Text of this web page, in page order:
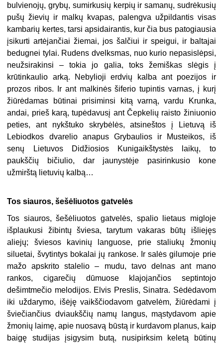
bulvienojų, grybų, sumirkusių kerpių ir samanų, sudrėkusių
pušų žievių ir malkų kvapas, palengva užpildantis visas
kambarių kertes, tarsi apsidairantis, kur čia bus patogiausia
įsikurti artėjančiai žiemai, jos šalčiui ir speigui, ir baltajai
bedugnei tylai. Rudens dvelksmas, nuo kurio nepasislėpsi,
neužsirakinsi – tokia jo galia, toks žemiškas slėgis į
krūtinkaulio arką. Nebylioji erdvių kalba ant poezijos ir
prozos ribos. Ir ant malkinės šiferio tupintis varnas, į kurį
žiūrėdamas būtinai prisiminsi kitą varną, vardu Krunka,
andai, prieš karą, tupėdavusį ant Čepkelių raisto žiniuonio
peties, ant nykštuko skrybėlės, atsineštos į Lietuvą iš
Lebiodkos dvarelio anapus Grybaulios ir Musteikos, iš
senų Lietuvos Didžiosios Kunigaikštystės laikų, to
paukščių bičiulio, dar jaunystėje pasirinkusio kone
užmirštą lietuvių kalbą…
Tos siauros, šešėliuotos gatvelės
Tos siauros, šešėliuotos gatvelės, spalio lietaus migloje
išplaukusi žibintų šviesa, tarytum vakaras būtų išliejęs
aliejų; šviesos kavinių languose, prie staliukų žmonių
siluetai, švytintys bokalai jų rankose. Ir salės gilumoje prie
mažo apskrito stalelio – mudu, tavo delnas ant mano
rankos, cigarečių dūmuose klajojančios septintojo
dešimtmečio melodijos. Elvis Preslis, Sinatra. Sėdėdavom
iki uždarymo, išėję vaikščiodavom gatvelėm, žiūrėdami į
šviečiančius dviaukščių namų langus, mąstydavom apie
žmonių laimę, apie nuosavą būstą ir kurdavom planus, kaip
baigę studijas įsigysim butą, nusipirksim keletą būtinų